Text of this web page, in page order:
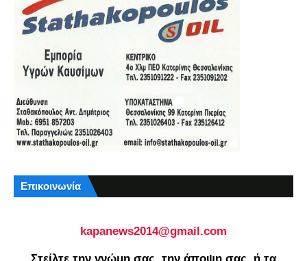
Επικοινωνία
kapanews2014@gmail.com
Στείλτε την γνώμη σας, την άποψη σας, ή τα